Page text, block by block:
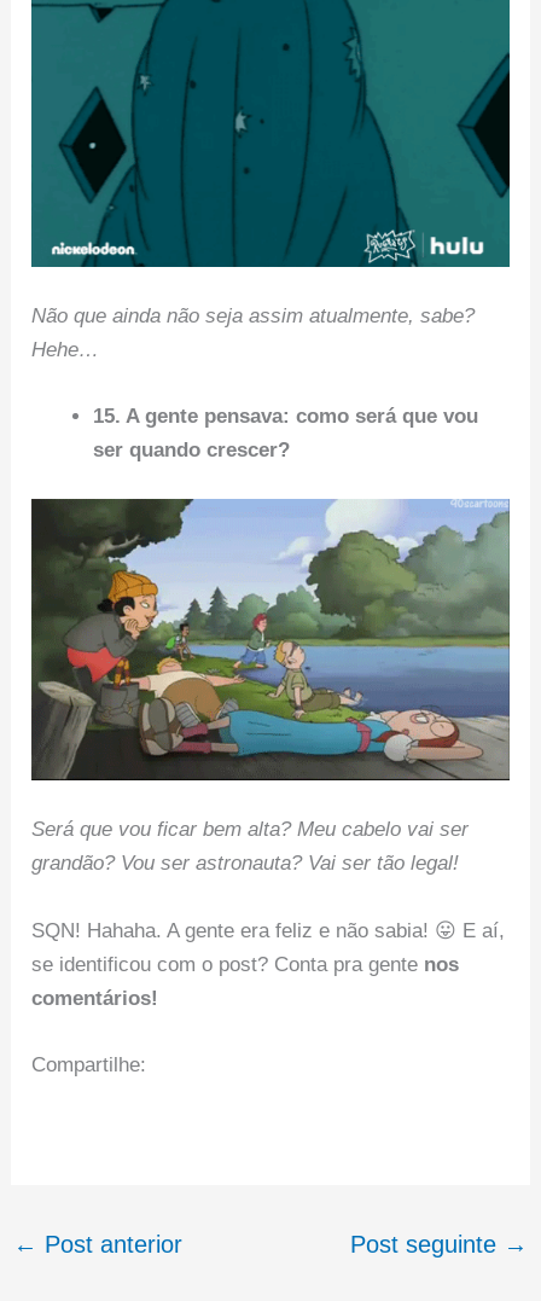
Não que ainda não seja assim atualmente, sabe?
Hehe…
15. A gente pensava: como será que vou
ser quando crescer?
Será que vou ficar bem alta? Meu cabelo vai ser
grandão? Vou ser astronauta? Vai ser tão legal!
SQN! Hahaha. A gente era feliz e não sabia! 😛 E aí,
se identificou com o post? Conta pra gente nos
comentários!
Compartilhe:
← Post anterior Post seguinte →